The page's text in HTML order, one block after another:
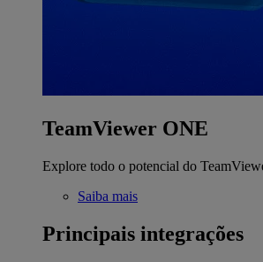
TeamViewer ONE
Explore todo o potencial do
Saiba mais
Principais integrações